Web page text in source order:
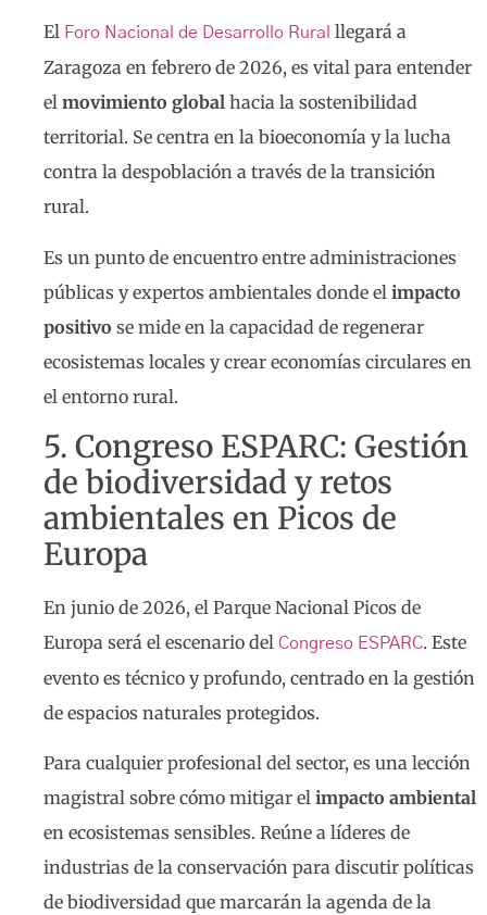
El Foro Nacional de Desarrollo Rural llegará a
Zaragoza en febrero de 2026, es vital para entender
el movimiento global hacia la sostenibilidad
territorial. Se centra en la bioeconomía y la lucha
contra la despoblación a través de la transición
rural.
Es un punto de encuentro entre administraciones
públicas y expertos ambientales donde el impacto
positivo se mide en la capacidad de regenerar
ecosistemas locales y crear economías circulares en
el entorno rural.
5. Congreso ESPARC: Gestión
de biodiversidad y retos
ambientales en Picos de
Europa
En junio de 2026, el Parque Nacional Picos de
Europa será el escenario del Congreso ESPARC. Este
evento es técnico y profundo, centrado en la gestión
de espacios naturales protegidos.
Para cualquier profesional del sector, es una lección
magistral sobre cómo mitigar el impacto ambiental
en ecosistemas sensibles. Reúne a líderes de
industrias de la conservación para discutir políticas
de biodiversidad que marcarán la agenda de la